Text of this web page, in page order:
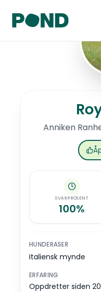
Hopp til hovedinnhold
Anniken
SVARPROSENT
100%
HUNDERASER
Italiensk mynde
ERFARING
Oppdretter siden